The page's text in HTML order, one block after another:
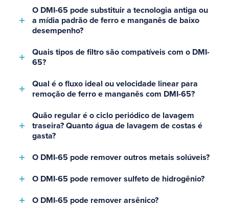
O DMI-65 pode substituir a tecnologia antiga ou
a mídia padrão de ferro e manganês de baixo
desempenho?
Quais tipos de filtro são compatíveis com o DMI-
65?
Qual é o fluxo ideal ou velocidade linear para
remoção de ferro e manganês com DMI-65?
Quão regular é o ciclo periódico de lavagem
traseira? Quanto água de lavagem de costas é
gasta?
O DMI-65 pode remover outros metais solúveis?
O DMI-65 pode remover sulfeto de hidrogênio?
O DMI-65 pode remover arsênico?